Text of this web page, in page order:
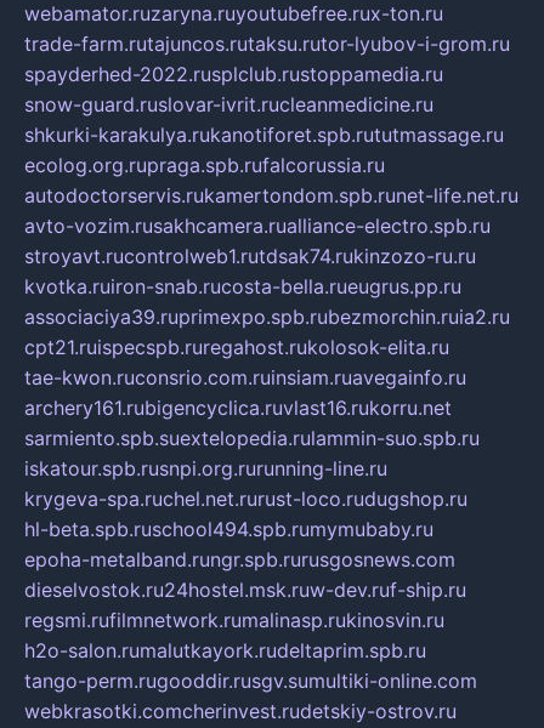
webamator.ruzaryna.ruyoutubefree.rux-ton.ru
trade-farm.rutajuncos.rutaksu.rutor-lyubov-i-grom.ru
spayderhed-2022.rusplclub.rustoppamedia.ru
snow-guard.ruslovar-ivrit.rucleanmedicine.ru
shkurki-karakulya.rukanotiforet.spb.rututmassage.ru
ecolog.org.rupraga.spb.rufalcorussia.ru
autodoctorservis.rukamertondom.spb.runet-life.net.ru
avto-vozim.rusakhcamera.rualliance-electro.spb.ru
stroyavt.rucontrolweb1.rutdsak74.rukinzozo-ru.ru
kvotka.ruiron-snab.rucosta-bella.rueugrus.pp.ru
associaciya39.ruprimexpo.spb.rubezmorchin.ruia2.ru
cpt21.ruispecspb.ruregahost.rukolosok-elita.ru
tae-kwon.ruconsrio.com.ruinsiam.ruavegainfo.ru
archery161.rubigencyclica.ruvlast16.rukorru.net
sarmiento.spb.suextelopedia.rulammin-suo.spb.ru
iskatour.spb.rusnpi.org.rurunning-line.ru
krygeva-spa.ruchel.net.rurust-loco.rudugshop.ru
hl-beta.spb.ruschool494.spb.rumymubaby.ru
epoha-metalband.rungr.spb.rurusgosnews.com
dieselvostok.ru24hostel.msk.ruw-dev.ruf-ship.ru
regsmi.rufilmnetwork.rumalinasp.rukinosvin.ru
h2o-salon.rumalutkayork.rudeltaprim.spb.ru
tango-perm.rugooddir.rusgv.sumultiki-online.com
webkrasotki.comcherinvest.rudetskiy-ostrov.ru